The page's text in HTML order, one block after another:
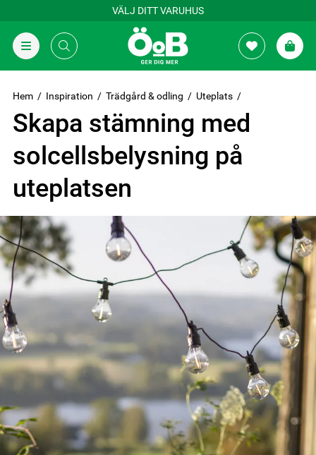
VÄLJ DITT VARUHUS
Hem Inspiration Trädgård & odling Uteplats
Skapa stämning med
solcellsbelysning på
uteplatsen